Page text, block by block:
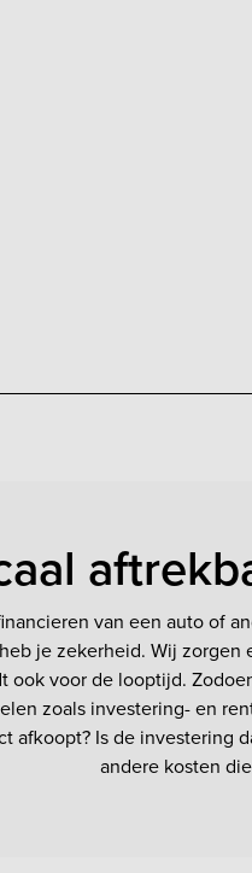
van een auto of
je zekerheid. Wij
ook voor de looptijd.
zoals investering- en
afkoopt? Is de investering
andere kosten